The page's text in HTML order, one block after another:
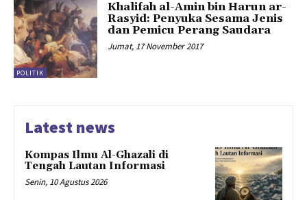
POLITIK
Khalifah al-Amin bin Harun ar-
Rasyid: Penyuka Sesama Jenis
dan Pemicu Perang Saudara
Jumat, 17 November 2017
Latest news
Kompas Ilmu Al-Ghazali di
Tengah Lautan Informasi
Senin, 10 Agustus 2026